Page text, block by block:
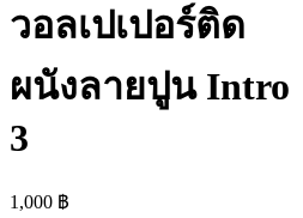
วอลเปเปอร์ติด
ผนังลายปูน Intro
3
1,000 ฿